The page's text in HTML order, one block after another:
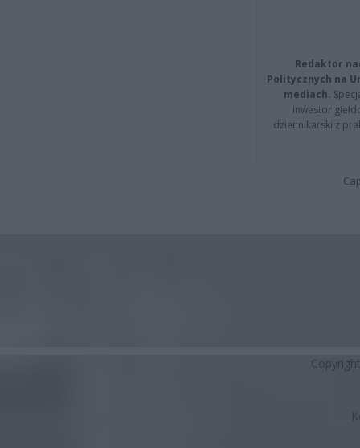
Redaktor
Politycznych na
mediach.
inwestor
dziennikarski z